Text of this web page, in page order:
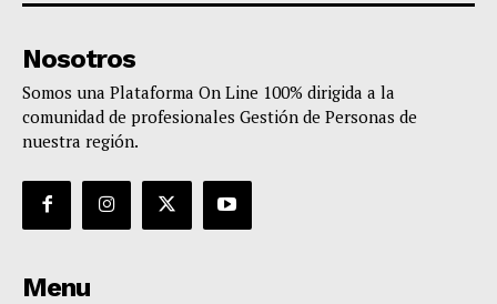
Nosotros
Somos una Plataforma On Line 100% dirigida a la
comunidad de profesionales Gestión de Personas de
nuestra región.
Menu